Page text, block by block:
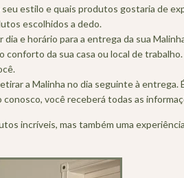
estilo e quais produtos gostaria de
escolhidos a dedo.
dia e horário para a entrega da sua
conforto da sua casa ou local de
a Malinha no dia seguinte à entrega.
você receberá todas as
incríveis, mas também uma